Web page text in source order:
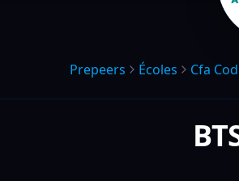
Prepeers Écoles Cfa